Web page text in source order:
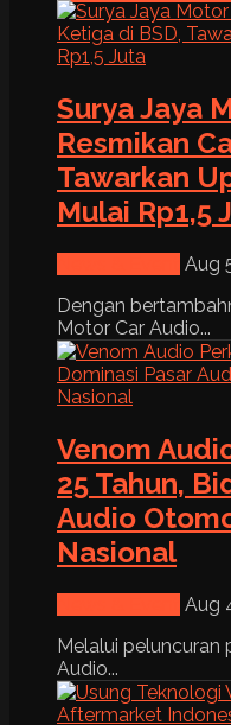
Surya Jaya
Resmikan
Tawarkan
Mulai Rp1,5
Aug
Dengan
Motor Car Audio...
Venom
25 Tahun,
Audio
Nasional
Aug
Melalui peluncuran
Audio...